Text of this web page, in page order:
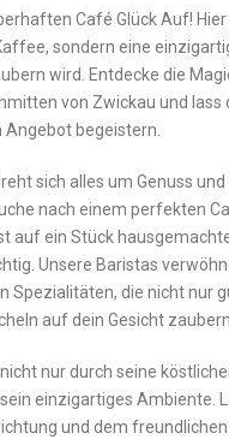
Café Glück Auf!
sondern eine
wird. Entdecke die
von Zwickau und lass⁤
begeistern.
sich alles um Genuss
nach einem perfekten
auf ein Stück
Unsere Baristas
Spezialitäten, die nicht nur
auf dein Gesicht
nur durch seine
einzigartiges Ambiente.
und dem